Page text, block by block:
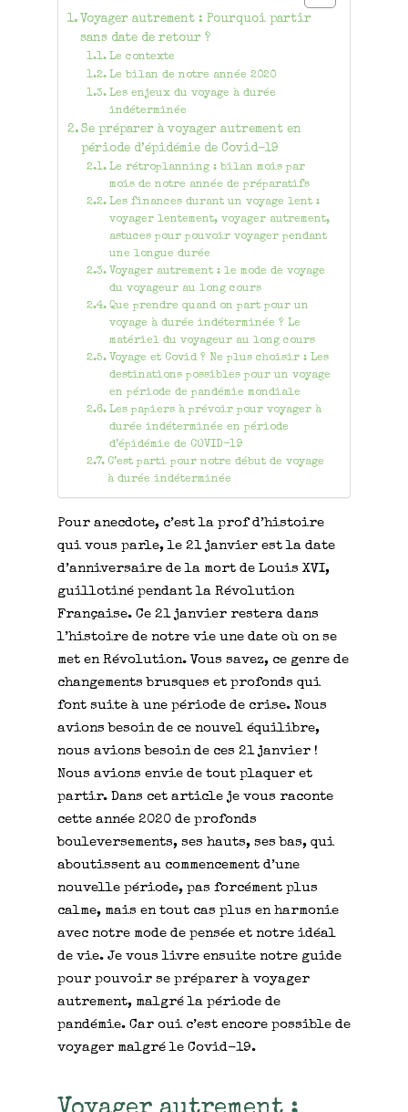
Voyager autrement : Pourquoi partir
sans date de retour ?
Le contexte
Le bilan de notre année 2020
Les enjeux du voyage à durée
indéterminée
Se préparer à voyager autrement en
période d’épidémie de Covid-19
Le rétroplanning : bilan mois par
mois de notre année de préparatifs
Les finances durant un voyage lent :
voyager lentement, voyager autrement,
astuces pour pouvoir voyager pendant
une longue durée
Voyager autrement : le mode de voyage
du voyageur au long cours
Que prendre quand on part pour un
voyage à durée indéterminée ? Le
matériel du voyageur au long cours
Voyage et Covid ? Ne plus choisir : Les
destinations possibles pour un voyage
en période de pandémie mondiale
Les papiers à prévoir pour voyager à
durée indéterminée en période
d’épidémie de COVID-19
C’est parti pour notre début de voyage
à durée indéterminée
Pour anecdote, c’est la prof d’histoire
qui vous parle, le 21 janvier est la date
d’anniversaire de la mort de Louis XVI,
guillotiné pendant la Révolution
Française. Ce 21 janvier restera dans
l’histoire de notre vie une date où on se
met en Révolution. Vous savez, ce genre de
changements brusques et profonds qui
font suite à une période de crise. Nous
avions besoin de ce nouvel équilibre,
nous avions besoin de ces 21 janvier !
Nous avions envie de tout plaquer et
partir. Dans cet article je vous raconte
cette année 2020 de profonds
bouleversements, ses hauts, ses bas, qui
aboutissent au commencement d’une
nouvelle période, pas forcément plus
calme, mais en tout cas plus en harmonie
avec notre mode de pensée et notre idéal
de vie. Je vous livre ensuite notre guide
pour pouvoir se préparer à voyager
autrement, malgré la période de
pandémie. Car oui c’est encore possible de
voyager malgré le Covid-19.